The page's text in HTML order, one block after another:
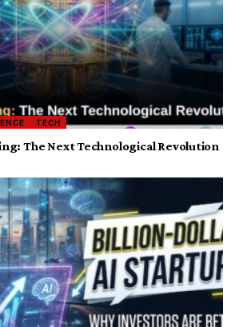
TECH
The Next Technological Revolution